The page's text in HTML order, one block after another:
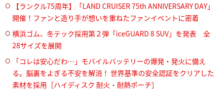
【ランクル75周年】「LAND CRUISER 75th ANNIVERSARY DAY」
開催！ファンと造り手が想いを重ねたファンイベントに密着
横浜ゴム、冬テック採用第２弾「iceGUARD 8 SUV」を発表 全
28サイズを展開
「コレは安心だわ…」モバイルバッテリーの爆発・発火に備え
る。脳裏をよぎる不安を解消！ 世界基準の安全認証をクリアした
素材を採用［ハイディスク 耐火・耐熱ポーチ］